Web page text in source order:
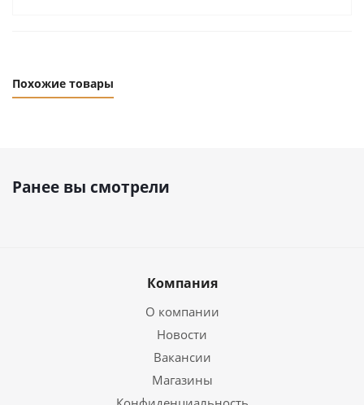
Похожие товары
Ранее вы смотрели
Компания
О компании
Новости
Вакансии
Магазины